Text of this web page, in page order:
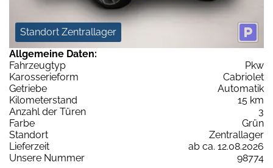
Standort Zentrallager
Allgemeine Daten:
Fahrzeugtyp
Pkw
Karosserieform
Cabriolet
Getriebe
Automatik
Kilometerstand
15 km
Anzahl der Türen
3
Farbe
Grün
Standort
Zentrallager
Lieferzeit
ab ca. 12.08.2026
Unsere Nummer
98774